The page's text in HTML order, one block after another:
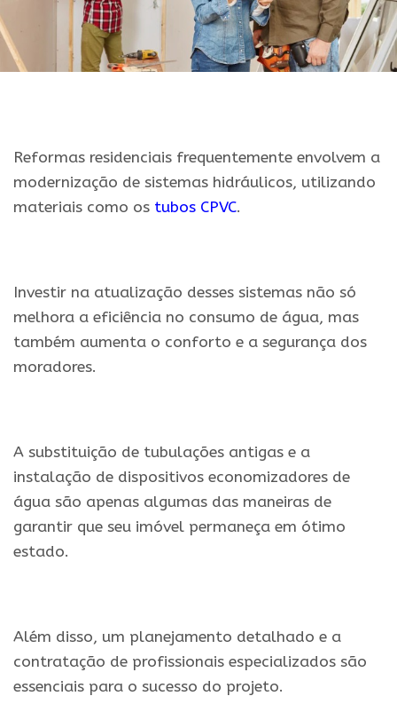
Reformas residenciais frequentemente envolvem a
modernização de sistemas hidráulicos, utilizando
materiais como os tubos CPVC.
Investir na atualização desses sistemas não só
melhora a eficiência no consumo de água, mas
também aumenta o conforto e a segurança dos
moradores.
A substituição de tubulações antigas e a
instalação de dispositivos economizadores de
água são apenas algumas das maneiras de
garantir que seu imóvel permaneça em ótimo
estado.
Além disso, um planejamento detalhado e a
contratação de profissionais especializados são
essenciais para o sucesso do projeto.